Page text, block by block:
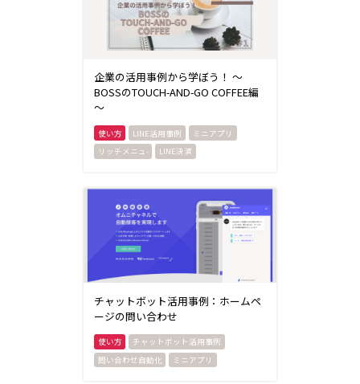
企業の活用事例から学ぼう！ ～
BOSSのTOUCH-AND-GO COFFEE編
～
LINE活用事例
ミニアプリ
リッチメニュ-
LINE決済
チャットボット活用事例：ホームペ
ージの問い合わせ
チャットボット活用事例
問い合わせ自動化
ミニアプリ